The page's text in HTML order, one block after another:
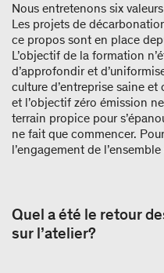
Nous entretenons six
Les projets de
ce propos sont en place
L’objectif de la formation
d’approfondir et
culture d’entreprise saine
et l’objectif zéro émission
terrain propice pour
ne fait que commencer.
l’engagement de
Quel a été le retour
sur l’atelier?